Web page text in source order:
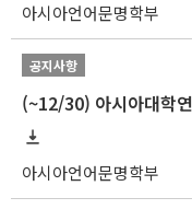
아시아언어문명학부
공지사항
아시아언어문명학부